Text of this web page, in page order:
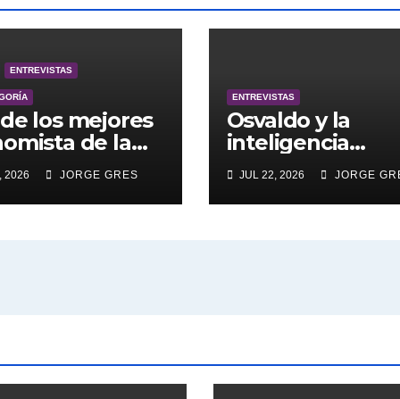
ENTREVISTAS
los mejores
de la
engalana
Gustavo
en vivo
2026 JORGE GRES
ENTREVISTAS
Osvaldo y la
inteligencia
artificial.
JUL 22, 2026 JORGE